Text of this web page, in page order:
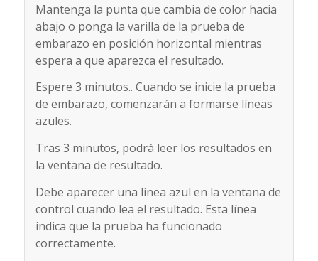
Mantenga la punta que cambia de color hacia
abajo o ponga la varilla de la prueba de
embarazo en posición horizontal mientras
espera a que aparezca el resultado.
Espere 3 minutos.. Cuando se inicie la prueba
de embarazo, comenzarán a formarse líneas
azules.
Tras 3 minutos, podrá leer los resultados en
la ventana de resultado.
Debe aparecer una línea azul en la ventana de
control cuando lea el resultado. Esta línea
indica que la prueba ha funcionado
correctamente.